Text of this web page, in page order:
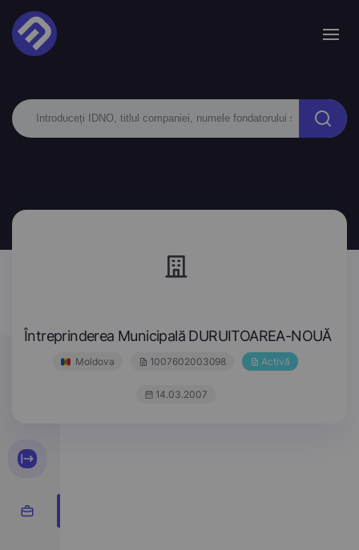
Întreprinderea Municipală DURUITOAREA-NOUĂ
Moldova 1007602003098 Activă
14.03.2007